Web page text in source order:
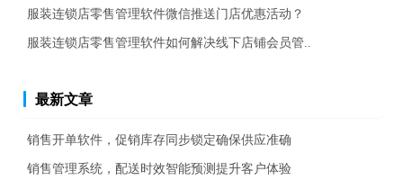
服装连锁店零售管理软件微信推送门店优惠活动？
服装连锁店零售管理软件如何解决线下店铺会员管..
最新文章
销售开单软件，促销库存同步锁定确保供应准确
销售管理系统，配送时效智能预测提升客户体验